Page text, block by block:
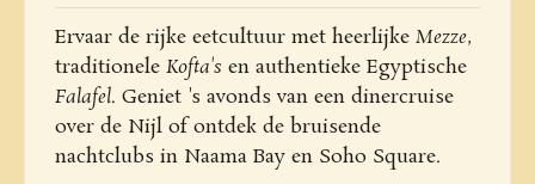
Ervaar de rijke eetcultuur met heerlijke Mezze,
traditionele Kofta's en authentieke Egyptische
Falafel. Geniet 's avonds van een dinercruise
over de Nijl of ontdek de bruisende
nachtclubs in Naama Bay en Soho Square.